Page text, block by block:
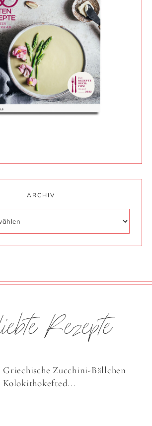
ARCHIV
Rezepte
Griechische Zucchini-Bällchen
Kolokithokefted...